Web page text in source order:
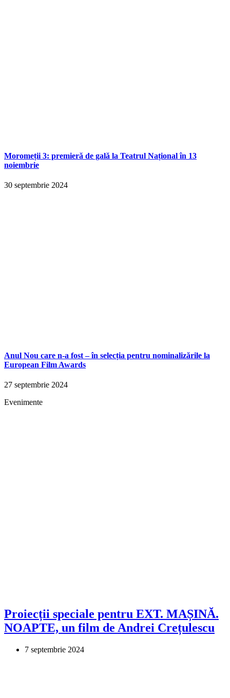
Moromeții 3: premieră de gală la Teatrul Național în 13
noiembrie
30 septembrie 2024
Anul Nou care n-a fost – în selecția pentru nominalizările la
European Film Awards
27 septembrie 2024
Evenimente
Proiecții speciale pentru EXT. MAȘINĂ.
NOAPTE, un film de Andrei Crețulescu
7 septembrie 2024